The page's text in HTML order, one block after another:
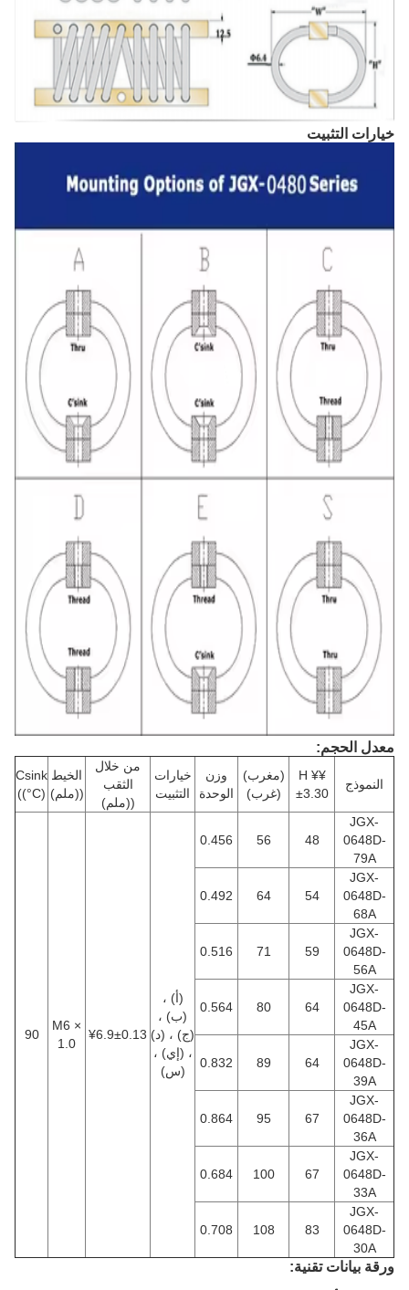
خيارات التثبيت
معدل الحجم:
النموذج
¥H ¥
±3.30
(مغرب)
(غرب)
وزن
الوحدة
خيارات
التثبيت
من خلال
الثقب
((ملم)
الخيط
((ملم)
Csink
((°C)
JGX-
0648D-
79A
48
56
0.456
(أ) ،
(ب) ،
(ج) ، (د)
، (إي) ،
(س)
¥6.9±0.13
M6 ×
1.0
90
JGX-
0648D-
68A
54
64
0.492
JGX-
0648D-
56A
59
71
0.516
JGX-
0648D-
45A
64
80
0.564
JGX-
0648D-
39A
64
89
0.832
JGX-
0648D-
36A
67
95
0.864
JGX-
0648D-
33A
67
100
0.684
JGX-
0648D-
30A
83
108
0.708
ورقة بيانات تقنية: